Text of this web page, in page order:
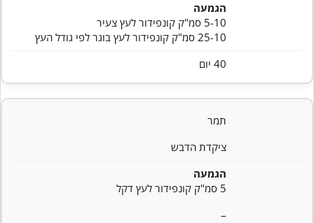
הגמעה
5-10 סמ"ק קונפידור לעץ צעיר
25-10 סמ"ק קונפידור לעץ בוגר לפי גודל העץ
40 יום
תמר
ציקדת הדבש
הגמעה
5 סמ"ק קונפידור לעץ דקל
–